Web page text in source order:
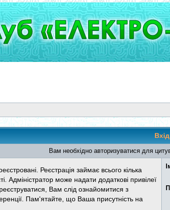
Вхід
Вам необхідно авторизуватися для
Реєстрація займає всього кілька
може надати додаткові привілеї
Вам слід ознайомитися з
Пам'ятайте, що Ваша присутність на